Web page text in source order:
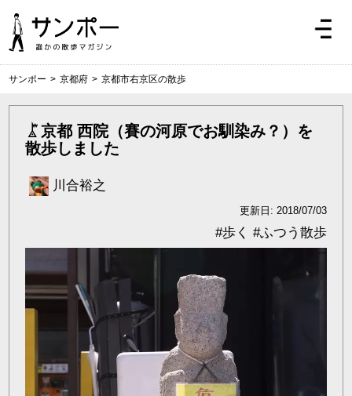
サンポー > 京都府 > 京都市右京区の散歩
京都 西院（賽の河原でお馴染み？）を
散歩しました
川合裕之
更新日: 2018/07/03
#ふつう散歩
#歩く